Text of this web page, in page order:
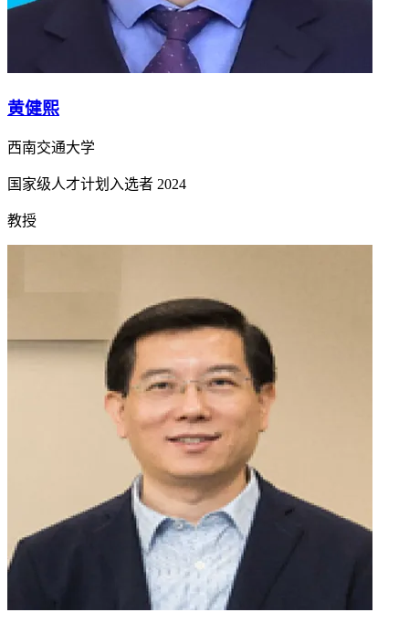
黄健熙
西南交通大学
国家级人才计划入选者 2024
教授